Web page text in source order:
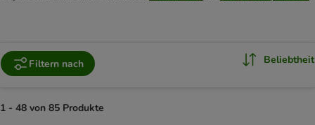
Filtern nach Beliebtheit
1 - 48 von 85 Produkte